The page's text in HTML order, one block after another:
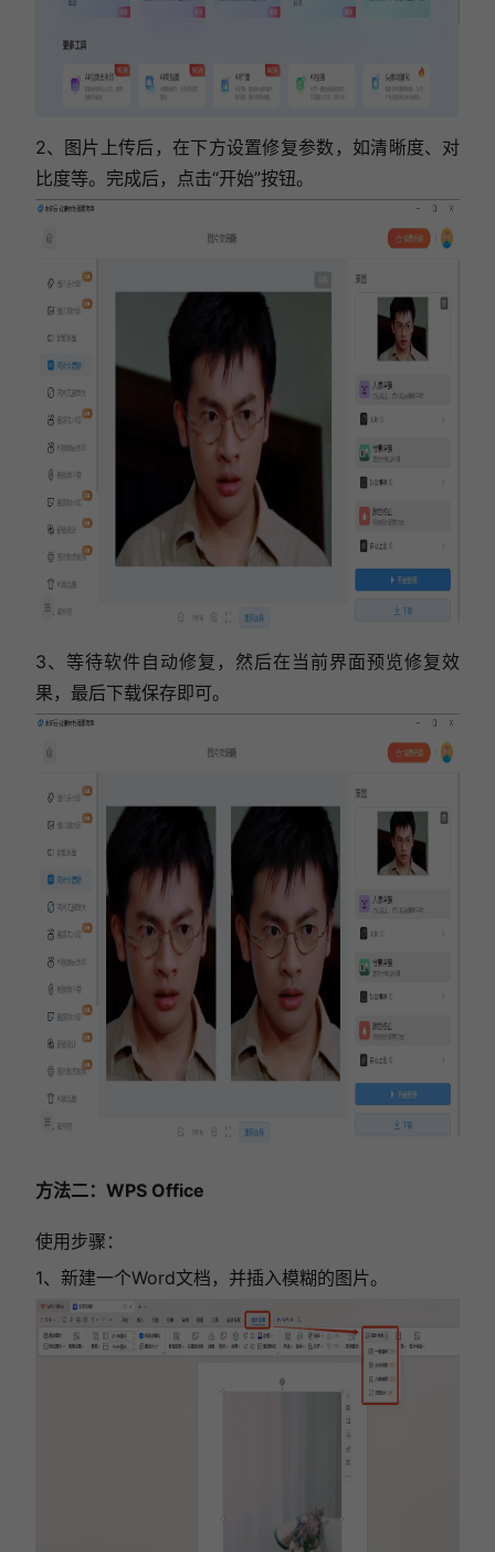
2、图片上传后，在下方设置修复参数，如清晰度、对
比度等。完成后，点击“开始”按钮。
3、等待软件自动修复，然后在当前界面预览修复效
果，最后下载保存即可。
方法二：WPS Office
使用步骤：
1、新建一个Word文档，并插入模糊的图片。